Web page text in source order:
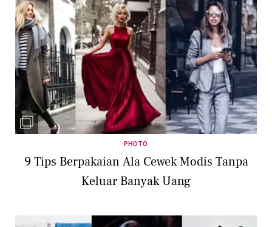
PHOTO
9 Tips Berpakaian Ala Cewek Modis Tanpa
Keluar Banyak Uang